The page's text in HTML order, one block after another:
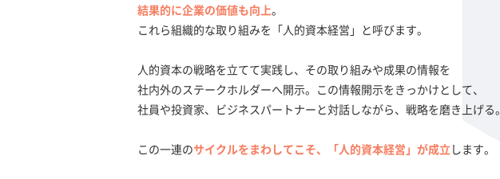
結果的に企業の価値も向上。
これら組織的な取り組みを「人的資本経営」と呼びます。
人的資本の戦略を立てて実践し、その取り組みや成果の情報を
社内外のステークホルダーへ開示。この情報開示をきっかけとして、
社員や投資家、ビジネスパートナーと対話しながら、戦略を磨き上げる。
この一連のサイクルをまわしてこそ、「人的資本経営」が成立 します。